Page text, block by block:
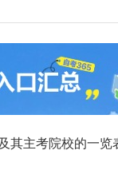
其主考院校的一览